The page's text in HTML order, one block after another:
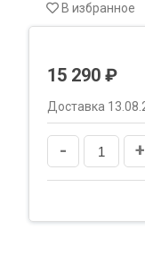
В избранное
15 290 ₽
Доставка
- +